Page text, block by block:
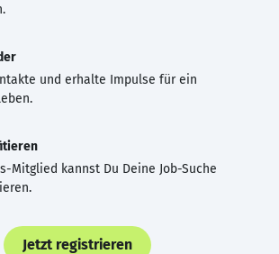
und erhalte Impulse für ein
Mitglied kannst Du Deine Job-Suche
Jetzt registrieren